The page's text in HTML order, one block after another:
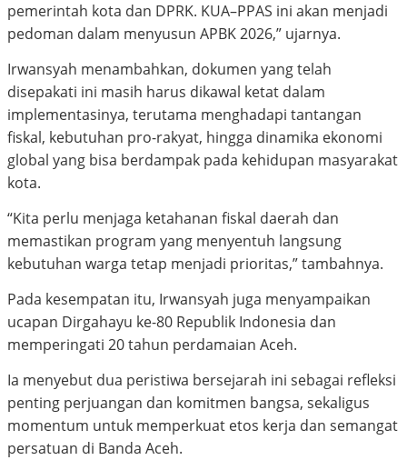
pemerintah kota dan DPRK. KUA–PPAS ini akan menjadi
pedoman dalam menyusun APBK 2026,” ujarnya.
Irwansyah menambahkan, dokumen yang telah
disepakati ini masih harus dikawal ketat dalam
implementasinya, terutama menghadapi tantangan
fiskal, kebutuhan pro-rakyat, hingga dinamika ekonomi
global yang bisa berdampak pada kehidupan masyarakat
kota.
“Kita perlu menjaga ketahanan fiskal daerah dan
memastikan program yang menyentuh langsung
kebutuhan warga tetap menjadi prioritas,” tambahnya.
Pada kesempatan itu, Irwansyah juga menyampaikan
ucapan Dirgahayu ke-80 Republik Indonesia dan
memperingati 20 tahun perdamaian Aceh.
Ia menyebut dua peristiwa bersejarah ini sebagai refleksi
penting perjuangan dan komitmen bangsa, sekaligus
momentum untuk memperkuat etos kerja dan semangat
persatuan di Banda Aceh.